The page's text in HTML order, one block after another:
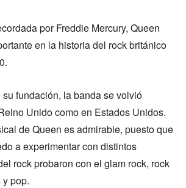
por Freddie Mercury, Queen
en la historia del rock británico
fundación, la banda se volvió
Unido como en Estados Unidos.
de Queen es admirable, puesto que
a experimentar con distintos
rock probaron con el glam rock, rock
pop.